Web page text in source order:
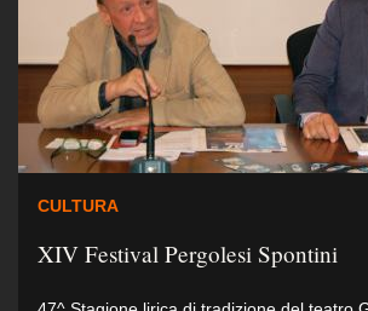
CULTURA
XIV Festival Pergolesi Spontini